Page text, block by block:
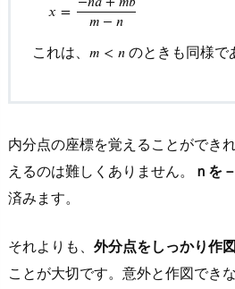
そ
1
0.
さ
い
に
も
𝑥 =
𝑚 − 𝑛
これは、 𝑚 < 𝑛のときも同様で
内分点の座標を覚えることができ
えるのは難しくありません。
ｎを
済みます。
それよりも、 外分点をしっかり作
ことが大切です。意外と作図でき